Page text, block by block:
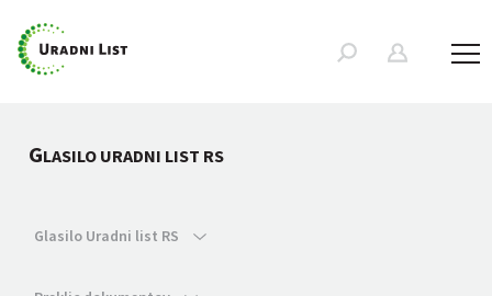
GLASILO URADNI LIST RS
Glasilo Uradni list RS